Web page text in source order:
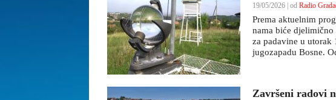
19/05/2026 | od Radio
Prema aktuelnim
nama biće
za padavine u utorak
jugozapadu Bosne.
Završeni radovi